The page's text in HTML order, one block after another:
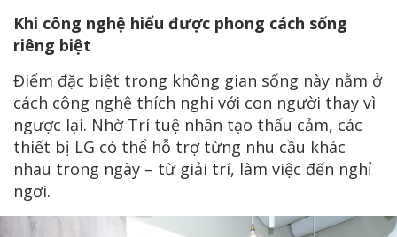
Khi công nghệ hiểu được phong cách sống
riêng biệt
Điểm đặc biệt trong không gian sống này nằm ở
cách công nghệ thích nghi với con người thay vì
ngược lại. Nhờ Trí tuệ nhân tạo thấu cảm, các
thiết bị LG có thể hỗ trợ từng nhu cầu khác
nhau trong ngày – từ giải trí, làm việc đến nghỉ
ngơi.